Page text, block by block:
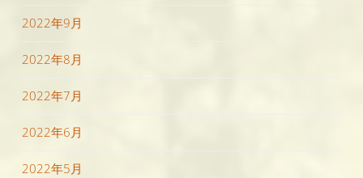
2022年9月
2022年8月
2022年7月
2022年6月
2022年5月